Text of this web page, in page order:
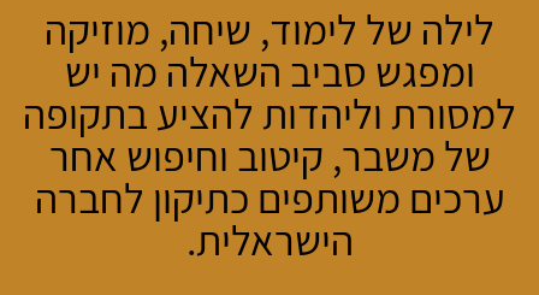
לילה של לימוד, שיחה, מוזיקה
ומפגש סביב השאלה מה יש
למסורת וליהדות להציע בתקופה
של משבר, קיטוב וחיפוש אחר
ערכים משותפים כתיקון לחברה
הישראלית.